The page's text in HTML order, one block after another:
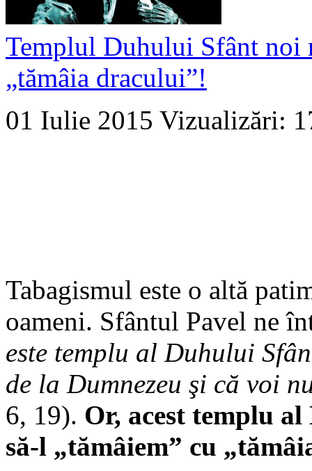
Templul Duhului Sfânt noi
„tămâia dracului”!
01 Iulie 2015 Vizualizări:
Tabagismul este o altă
oameni. Sfântul Pavel ne
este templu al Duhului
de la Dumnezeu şi că voi
6, 19). Or, acest templu
să-l „tămâiem” cu